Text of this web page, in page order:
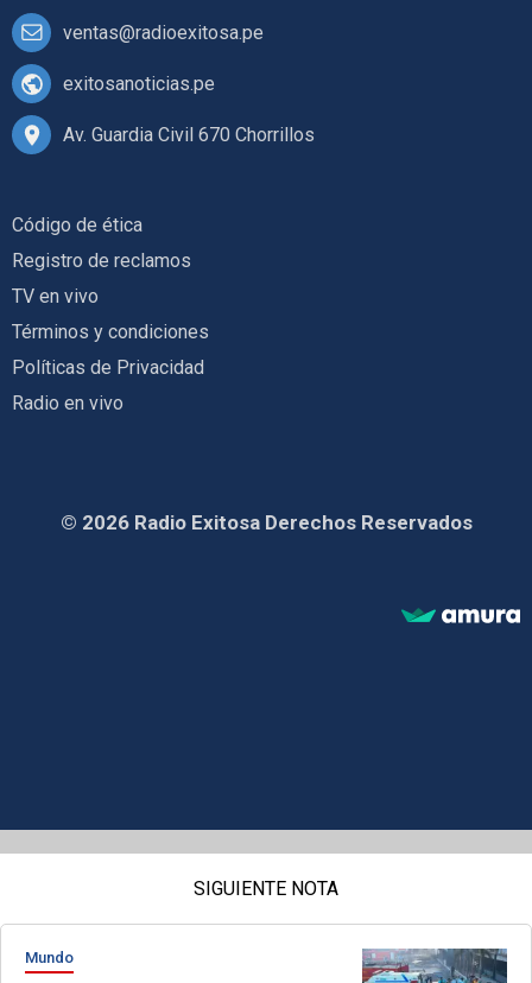
ventas@radioexitosa.pe
exitosanoticias.pe
Av. Guardia Civil 670 Chorrillos
Código de ética
Registro de reclamos
TV en vivo
Términos y condiciones
Políticas de Privacidad
Radio en vivo
© 2026 Radio Exitosa Derechos Reservados
SIGUIENTE NOTA
Mundo